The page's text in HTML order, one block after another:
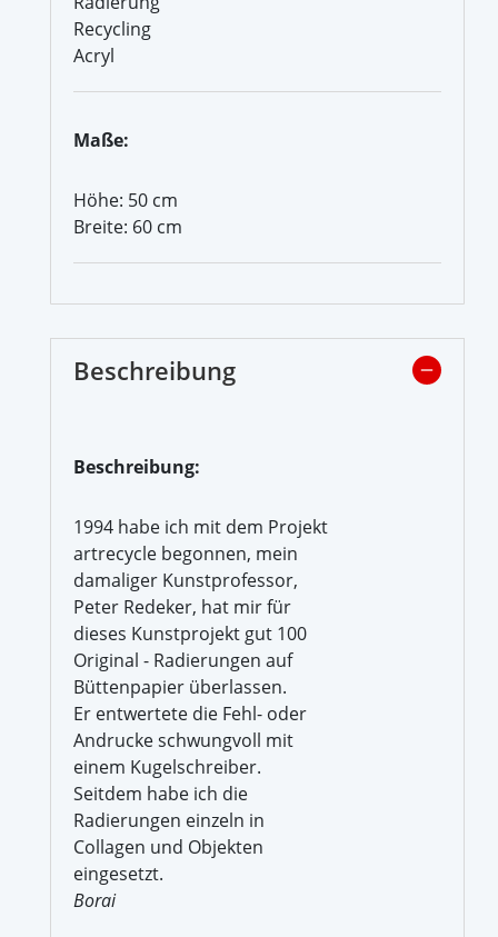
Recycling
Acryl
Maße:
Höhe: 50 cm
Breite: 60 cm
Beschreibung
Beschreibung:
1994 habe ich mit dem Projekt
artrecycle begonnen, mein
damaliger Kunstprofessor,
Peter Redeker, hat mir für
dieses Kunstprojekt gut 100
Original - Radierungen auf
Büttenpapier überlassen.
Er entwertete die Fehl- oder
Andrucke schwungvoll mit
einem Kugelschreiber.
Seitdem habe ich die
Radierungen einzeln in
Collagen und Objekten
eingesetzt.
Borai